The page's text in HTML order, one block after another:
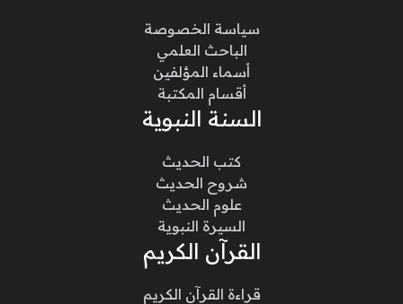
سياسة الخصوصة
الباحث العلمي
أسماء المؤلفين
أقسام المكتبة
السنة النبوية
كتب الحديث
شروح الحديث
علوم الحديث
السيرة النبوية
القرآن الكريم
قراءة القرآن الكريم